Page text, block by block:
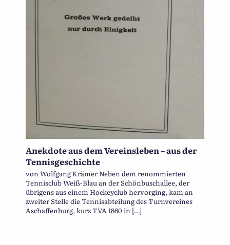
Anekdote aus dem Vereinsleben – aus der
Tennisgeschichte
von Wolfgang Krämer Neben dem renommierten
Tennisclub Weiß-Blau an der Schönbuschallee, der
übrigens aus einem Hockeyclub hervorging, kam an
zweiter Stelle die Tennisabteilung des Turnvereines
Aschaffenburg, kurz TVA 1860 in […]